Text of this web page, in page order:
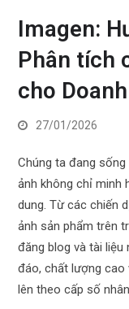
Imagen:
Phân tích
cho
27/01/2026
Chúng ta đang
ảnh không chỉ minh
dung. Từ các chiến
ảnh sản phẩm trên
đăng blog và tài liệu
đáo, chất lượng cao
lên theo cấp số